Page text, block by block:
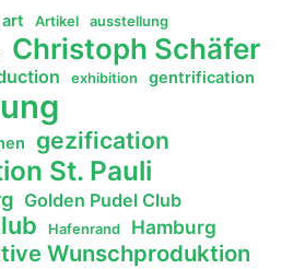
art Artikel ausstellung
Christoph Schäfer
exhibition gentrification
gezification
St. Pauli
Golden Pudel Club
Hafenrand Hamburg
Wunschproduktion